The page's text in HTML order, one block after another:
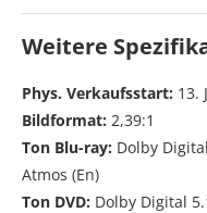
Weitere
Phys. Verkaufsstart: 13.
Bildformat: 2,39:1
Ton Blu-ray: Dolby
Atmos (En)
Ton DVD: Dolby Digital